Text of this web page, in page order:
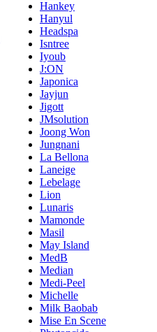
Hankey
Hanyul
Headspa
Isntree
Iyoub
J:ON
Japonica
Jayjun
Jigott
JMsolution
Joong Won
Jungnani
La Bellona
Laneige
Lebelage
Lion
Lunaris
Mamonde
Masil
May Island
MedB
Median
Medi-Peel
Michelle
Milk Baobab
Mise En Scene